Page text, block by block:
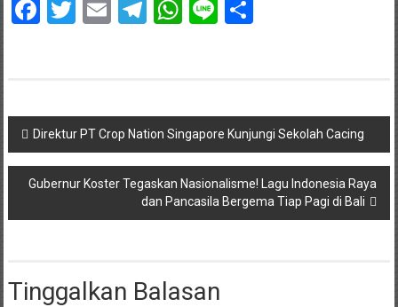
Facebook
Twitter
EmailTelegram
WhatsApp
Line
Navigasi
pos
Direktur PT Crop Nation Singapore Kunjungi Sekolah Cacing
Gubernur Koster Tegaskan Nasionalisme! Lagu Indonesia Raya
dan Pancasila Bergema Tiap Pagi di Bali
Tinggalkan Balasan